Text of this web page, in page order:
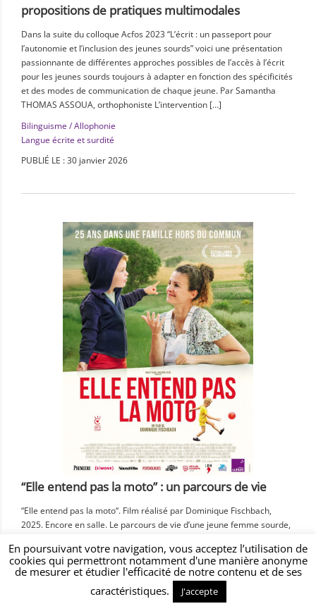
propositions de pratiques multimodales
Dans la suite du colloque Acfos 2023 “L’écrit : un passeport pour
l’autonomie et l’inclusion des jeunes sourds” voici une présentation
passionnante de différentes approches possibles de l’accès à l’écrit
pour les jeunes sourds toujours à adapter en fonction des spécificités
et des modes de communication de chaque jeune. Par Samantha
THOMAS ASSOUA, orthophoniste L’intervention […]
Bilinguisme / Allophonie
Langue écrite et surdité
PUBLIÉ LE : 30 janvier 2026
“Elle entend pas la moto” : un parcours de vie
“Elle entend pas la moto“. Film réalisé par Dominique Fischbach,
2025. Encore en salle. Le parcours de vie d’une jeune femme sourde,
parents, a travaillé de longues années avec une orthophoniste, est
devenue kinésithérapeute, a des enfants… voici ce que propose le
En poursuivant votre navigation, vous acceptez l’utilisation de
cookies qui permettront notamment d'une manière anonyme
de mesurer et étudier l'efficacité de notre contenu et de ses
caractéristiques.
J'accepte